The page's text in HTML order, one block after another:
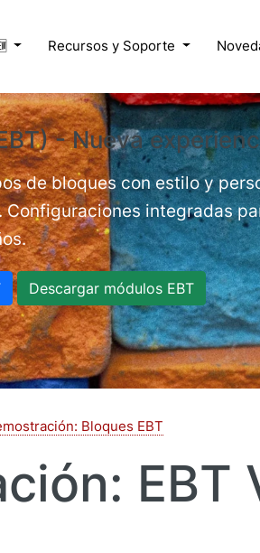
Recursos y Soporte
- Nueva
de bloques con estilo y
Configuraciones integradas
Descargar módulos EBT
Bloques EBT
EBT